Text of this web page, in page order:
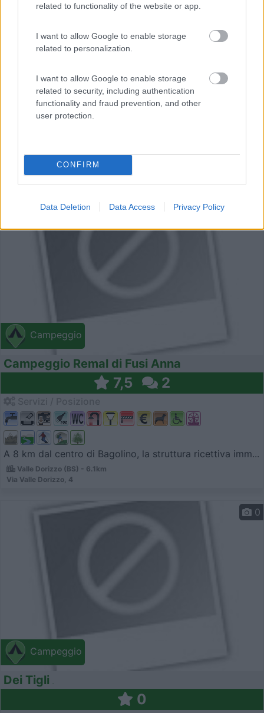
related to functionality of the website or app.
I want to allow Google to enable storage
related to personalization.
I want to allow Google to enable storage
related to security, including authentication
functionality and fraud prevention, and other
user protection.
CONFIRM
Data Deletion Data Access Privacy Policy
La Quercia
Servizi / Posizione
Lazise (VR) - 29.8km
Campeggio
Campeggio Remal di Fusi Anna
7,5 2
A 8 km dal centro di Bagolino, la struttura ricettiva imm...
Valle Dorizzo (BS) - 6.1km
Via Valle Dorizzo, 4
Campeggio
0
Dei Tigli
0